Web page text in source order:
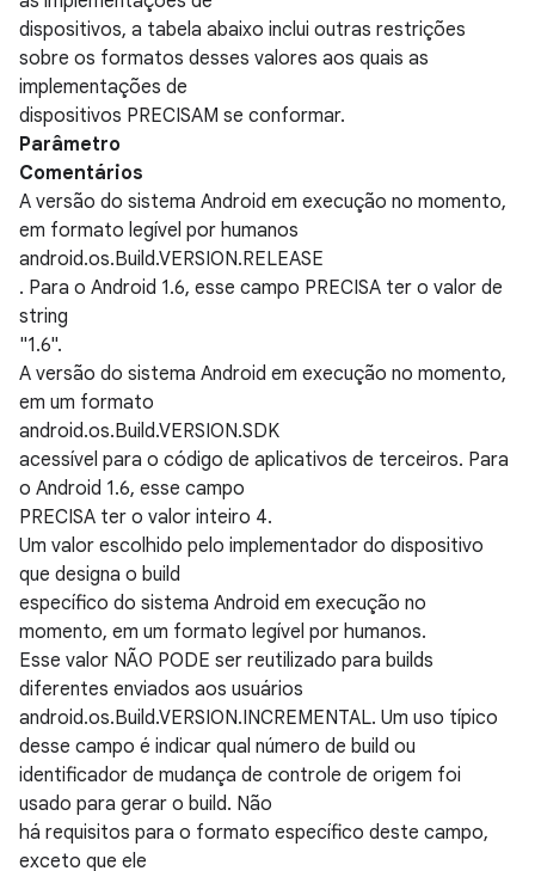
dispositivos, a tabela abaixo inclui outras restrições
sobre os formatos desses valores aos quais as
implementações de
dispositivos PRECISAM se conformar.
Parâmetro
Comentários
A versão do sistema Android em execução no momento,
em formato legível por humanos
android.os.Build.VERSION.RELEASE
. Para o Android 1.6, esse campo PRECISA ter o valor de
string
"1.6".
A versão do sistema Android em execução no momento,
em um formato
android.os.Build.VERSION.SDK
acessível para o código de aplicativos de terceiros. Para
o Android 1.6, esse campo
PRECISA ter o valor inteiro 4.
Um valor escolhido pelo implementador do dispositivo
que designa o build
específico do sistema Android em execução no
momento, em um formato legível por humanos.
Esse valor NÃO PODE ser reutilizado para builds
diferentes enviados aos usuários
android.os.Build.VERSION.INCREMENTAL. Um uso típico
desse campo é indicar qual número de build ou
identificador de mudança de controle de origem foi
usado para gerar o build. Não
há requisitos para o formato específico deste campo,
exceto que ele